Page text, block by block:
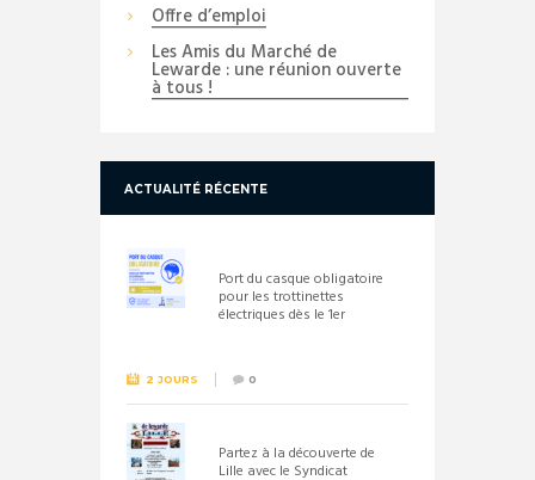
Offre d’emploi
Les Amis du Marché de
Lewarde : une réunion ouverte
à tous !
ACTUALITÉ RÉCENTE
Port du casque obligatoire
pour les trottinettes
électriques dès le 1er
2 JOURS 0
Partez à la découverte de
Lille avec le Syndicat